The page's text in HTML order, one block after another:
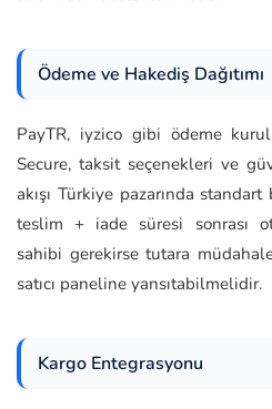
Ödeme ve Hakediş Dağıtımı
PayTR, iyzico gibi ödeme
Secure, taksit seçenekleri ve
akışı Türkiye pazarında
teslim + iade süresi sonrası
sahibi gerekirse tutara
satıcı paneline yansıtabilmelidir.
Kargo Entegrasyonu